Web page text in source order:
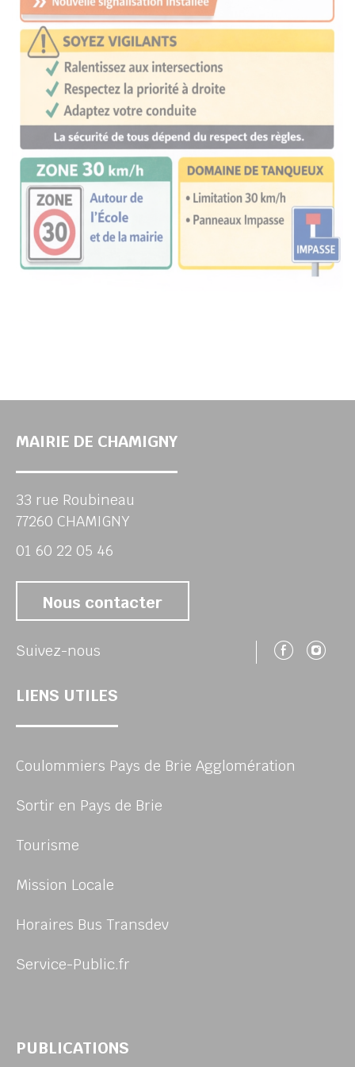
MAIRIE DE CHAMIGNY
33 rue Roubineau
77260 CHAMIGNY
01 60 22 05 46
Nous contacter
Suivez-nous
LIENS UTILES
Coulommiers Pays de Brie Agglomération
Sortir en Pays de Brie
Tourisme
Mission Locale
Horaires Bus Transdev
Service-Public.fr
PUBLICATIONS